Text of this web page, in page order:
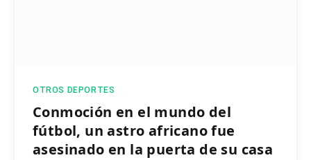
OTROS DEPORTES
Conmoción en el mundo del
fútbol, un astro africano fue
asesinado en la puerta de su casa